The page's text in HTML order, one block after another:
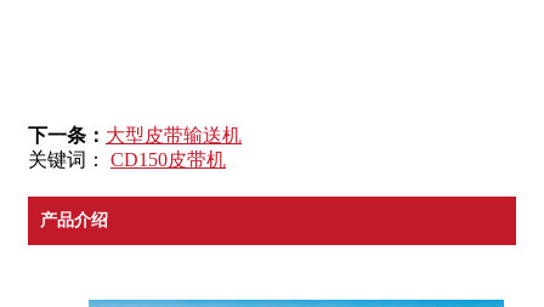
下一条： 大型皮带输送机
关键词： CD150皮带机
产品介绍